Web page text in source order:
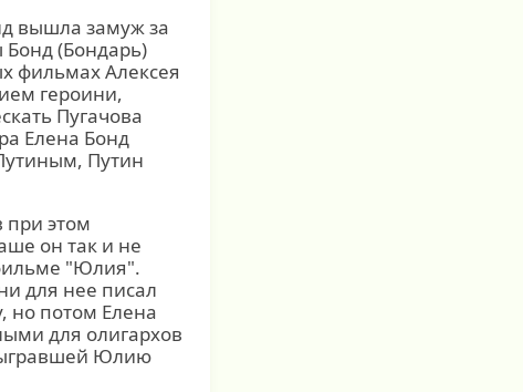
вышла замуж за
(Бондарь)
фильмах Алексея
героини,
Пугачова
Елена Бонд
Путин
при этом
он так и не
"Юлия".
для нее писал
но потом Елена
для олигархов
Юлию